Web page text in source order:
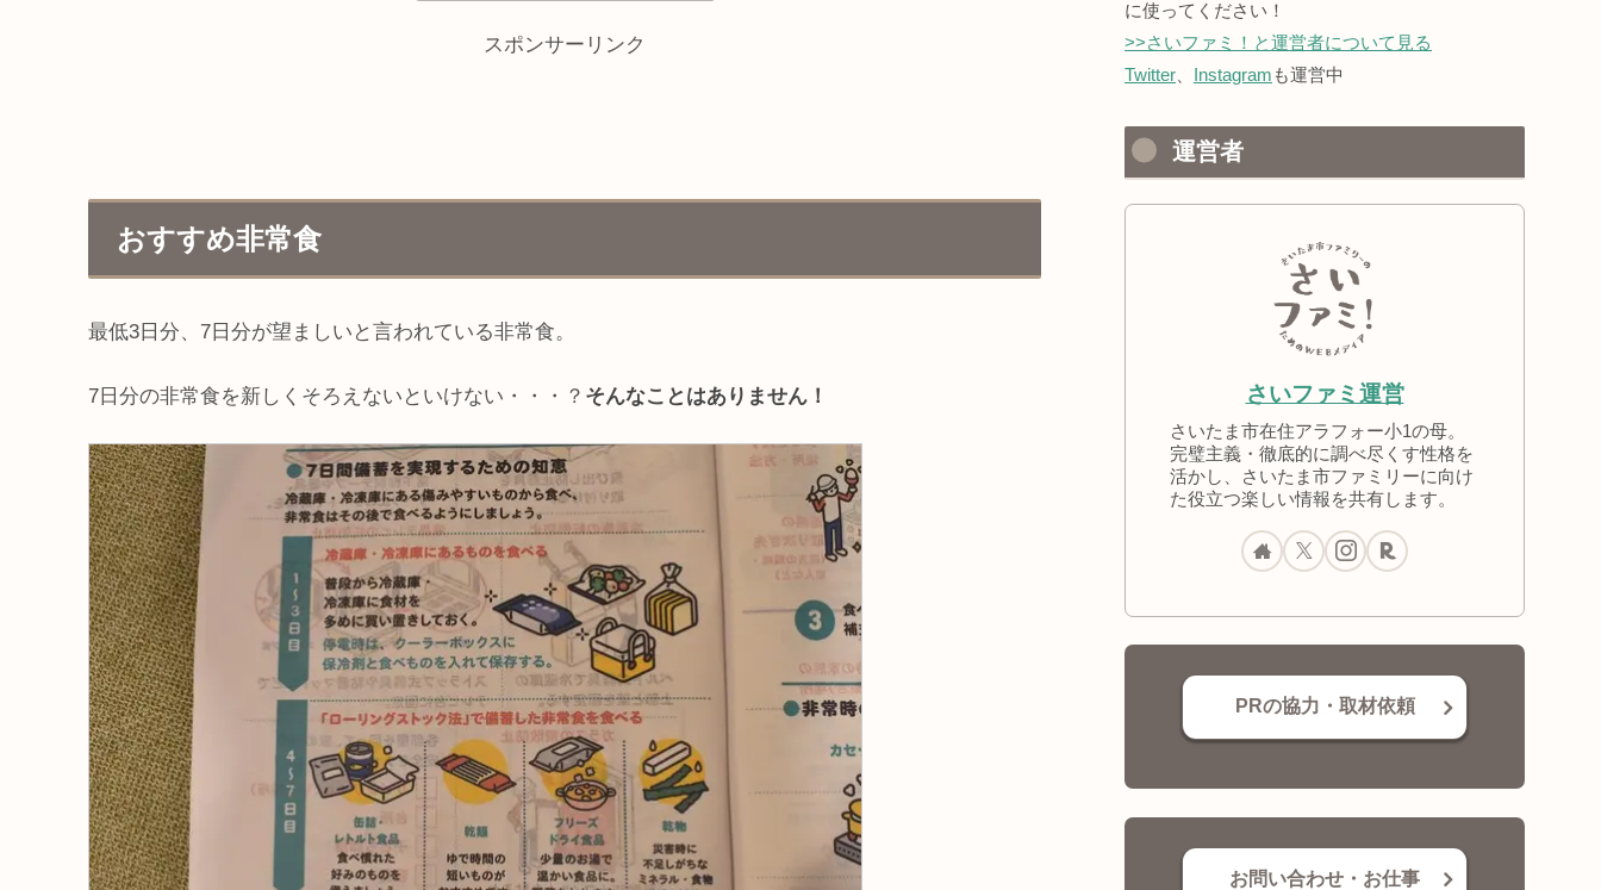
スポンサーリンク
おすすめ非常食
最低3日分、7日分が望ましいと言われている非常食。
7日分の非常食を新しくそろえないといけない・・・？ そんなことはありません！
に使ってください！
>>さいファミ！と運営者について見る
Twitter
Instagram も運営中
運営者
さいファミ運営
さいたま市在住アラフォー小1の母。
完璧主義・徹底的に調べ尽くす性格を
活かし、さいたま市ファミリーに向け
た役立つ楽しい情報を共有します。
PRの協力・取材依頼
お問い合わせ・お仕事